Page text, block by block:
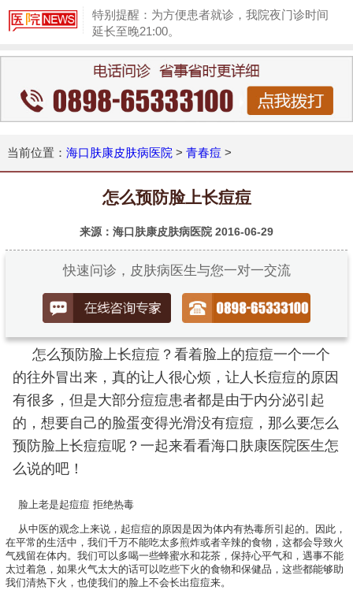
特别提醒：为方便患者就诊，我院夜门诊时间
延长至晚21:00。
当前位置： 海口肤康皮肤病医院 > 青春痘 >
怎么预防脸上长痘痘
来源：海口肤康皮肤病医院 2016-06-29
快速问诊，皮肤病医生与您一对一交流
怎么预防脸上长痘痘？看着脸上的痘痘一个一个
的往外冒出来，真的让人很心烦，让人长痘痘的原因
有很多，但是大部分痘痘患者都是由于内分泌引起
的，想要自己的脸蛋变得光滑没有痘痘，那么要怎么
预防脸上长痘痘呢？一起来看看海口肤康医院医生怎
么说的吧！
脸上老是起痘痘 拒绝热毒
从中医的观念上来说，起痘痘的原因是因为体内有热毒所引起的。因此，
在平常的生活中，我们千万不能吃太多煎炸或者辛辣的食物，这都会导致火
气残留在体内。我们可以多喝一些蜂蜜水和花茶，保持心平气和，遇事不能
太过着急，如果火气太大的话可以吃些下火的食物和保健品，这些都能够助
我们清热下火，也使我们的脸上不会长出痘痘来。